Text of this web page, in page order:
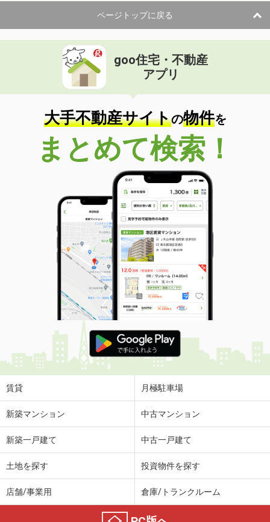
ページトップに戻る
goo住宅・不動産
アプリ
大手不動産サイトの物件を
まとめて検索！
賃貸 月極駐車場
新築マンション 中古マンション
新築一戸建て 中古一戸建て
土地を探す 投資物件を探す
店舗/事業用 倉庫/トランクルーム